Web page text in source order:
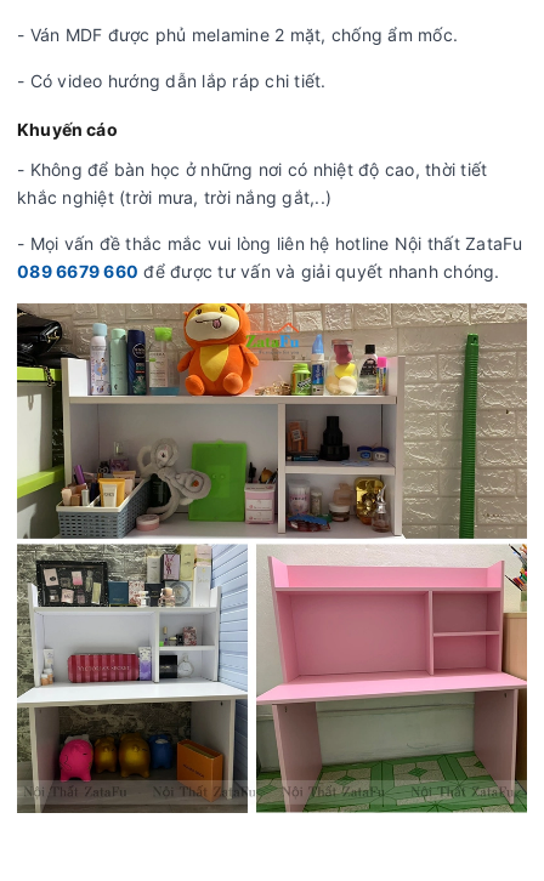
- Ván MDF được phủ melamine 2 mặt, chống ẩm mốc.
- Có video hướng dẫn lắp ráp chi tiết.
Khuyến cáo
- Không để bàn học ở những nơi có nhiệt độ cao, thời tiết
khắc nghiệt (trời mưa, trời nắng gắt,..)
- Mọi vấn đề thắc mắc vui lòng liên hệ hotline Nội thất ZataFu
089 6679 660 để được tư vấn và giải quyết nhanh chóng.